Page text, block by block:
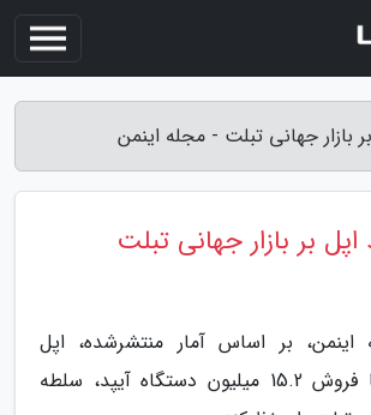
بازار جهانی تبلت - مجله اینمن
بر بازار جهانی تبلت
بر اساس آمار منتشرشده، اپل
توانسته است با فروش 15.2 میلیون دستگاه آیپد، سلطه